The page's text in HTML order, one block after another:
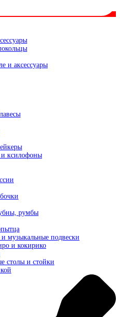
и аксессуары
ксилофоны
румбы
музыкальные подвески
и кокирико
столы и стойки